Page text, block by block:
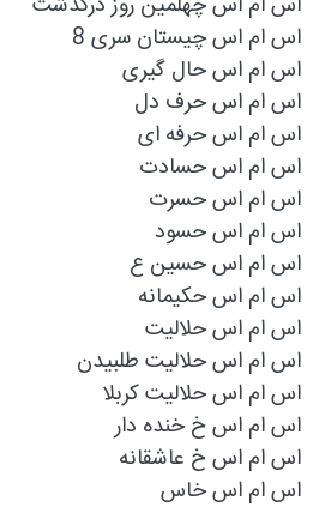
اس ام اس چیستان سری 8
اس ام اس حال گیری
اس ام اس حرف دل
اس ام اس حرفه ای
اس ام اس حسادت
اس ام اس حسرت
اس ام اس حسود
اس ام اس حسین ع
اس ام اس حکیمانه
اس ام اس حلالیت
اس ام اس حلالیت طلبیدن
اس ام اس حلالیت کربلا
اس ام اس خ خنده دار
اس ام اس خ عاشقانه
اس ام اس خاس